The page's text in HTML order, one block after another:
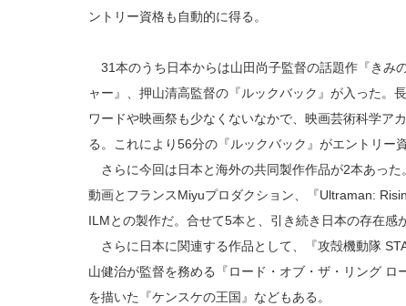
ントリー資格も自動的に得る。
31本のうち日本からは山田尚子監督の話題作『きみ
ャー』、押山清高監督の『ルックバック』が入った。
ワードや映画祭も少なくないなかで、映画芸術科学ア
る。これにより56分の『ルックバック』がエントリー
さらに今回は日本と海外の共同製作作品が2本あっ
動画とフランスMiyuプロダクション、『Ultraman:
ILMとの製作だ。合せて5本と、引き続き日本の存在感
さらに日本に関連する作品として、『攻殻機動隊
山健治が監督を務める『ロード・オブ・ザ・リング
を描いた『ケンスケの王国』などもある。